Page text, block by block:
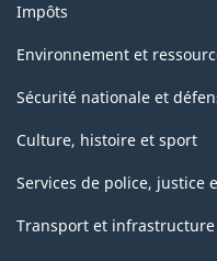
Impôts
Environnement et
Sécurité nationale et
Culture, histoire et sport
Services de police, justice
Transport et infrastructure